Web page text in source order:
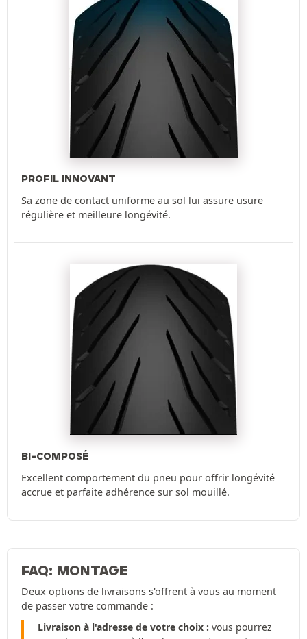
PROFIL INNOVANT
Sa zone de contact uniforme au sol lui assure usure
régulière et meilleure longévité.
BI-COMPOSÉ
Excellent comportement du pneu pour offrir longévité
accrue et parfaite adhérence sur sol mouillé.
FAQ: MONTAGE
Deux options de livraisons s'offrent à vous au moment
de passer votre commande :
Livraison à l'adresse de votre choix : vous pourrez